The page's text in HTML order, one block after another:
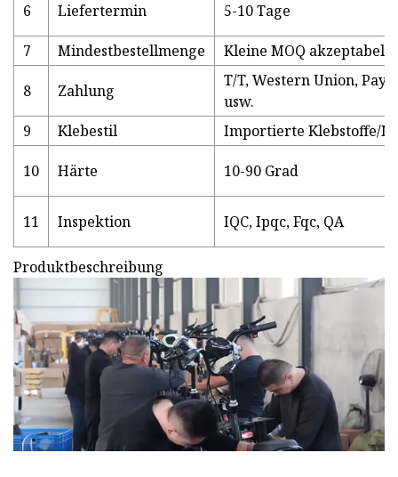
6 Liefertermin 5-10 Tage
7 Mindestbestellmenge Kleine MOQ akzeptabel
8 Zahlung
T/T, Western Union,
usw.
9
Klebestil Importierte Klebstoffe/
10 Härte 10-90 Grad
11 Inspektion IQC, Ipqc, Fqc, QA
Produktbeschreibung